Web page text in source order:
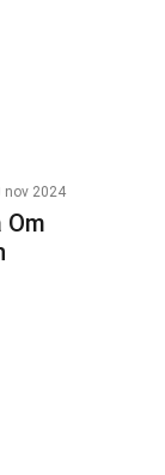
nov 2024
Om